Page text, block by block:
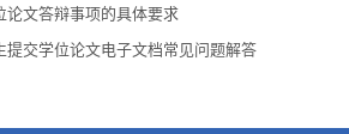
论文答辩事项的具体要求
提交学位论文电子文档常见问题解答